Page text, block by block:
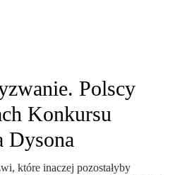
Polscy
Konkursu
Dysona
które inaczej pozostałyby